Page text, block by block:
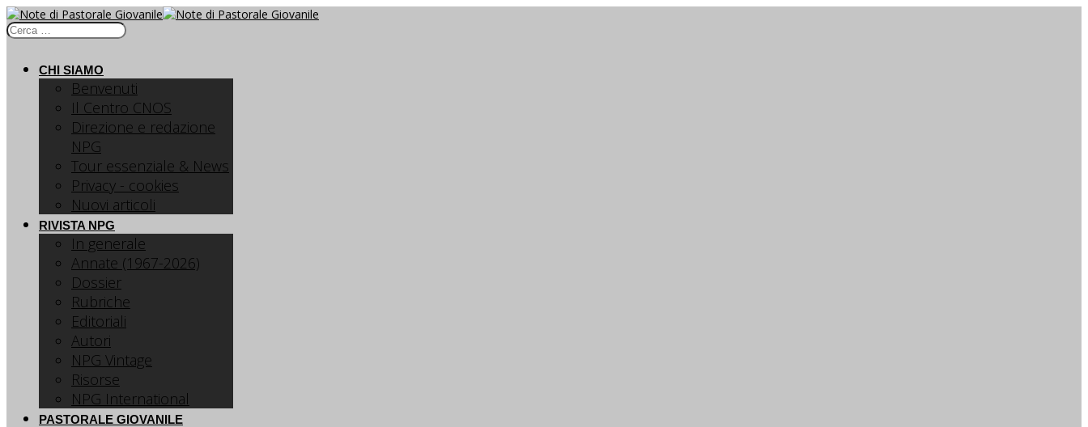
CHI SIAMO
Benvenuti
Il Centro CNOS
Direzione e redazione
NPG
Tour essenziale & News
Privacy - cookies
Nuovi articoli
RIVISTA NPG
In generale
Annate (1967-2026)
Dossier
Rubriche
Editoriali
Autori
NPG Vintage
Risorse
NPG International
PASTORALE GIOVANILE